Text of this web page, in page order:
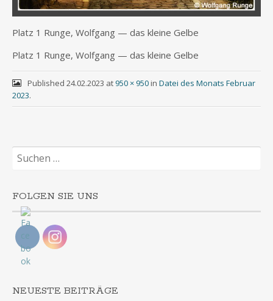
Platz 1 Run­ge, Wolf­gang — das klei­ne Gelbe
Platz 1 Run­ge, Wolf­gang — das klei­ne Gelbe
Published 24.02.2023 at950 × 950in Datei des Monats Februar
2023.
Suchen
nach:
FOLGEN SIE UNS
NEUESTE BEITRÄGE